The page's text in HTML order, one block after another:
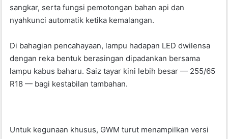
sangkar, serta fungsi pemotongan bahan api dan
nyahkunci automatik ketika kemalangan.
Di bahagian pencahayaan, lampu hadapan LED dwilensa
dengan reka bentuk berasingan dipadankan bersama
lampu kabus baharu. Saiz tayar kini lebih besar — 255/65
R18 — bagi kestabilan tambahan.
Untuk kegunaan khusus, GWM turut menampilkan versi